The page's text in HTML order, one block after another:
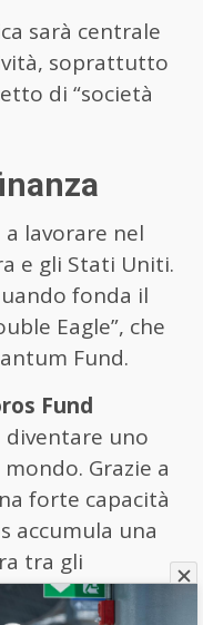
sarà centrale
soprattutto
di “società
a lavorare nel
e gli Stati Uniti.
fonda il
Eagle”, che
Fund.
Fund
diventare uno
Grazie a
forte capacità
accumula una
tra gli
storia.